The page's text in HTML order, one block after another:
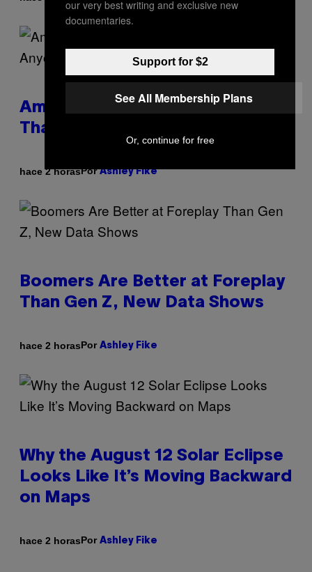
Americans Watch Porn Longer
Than Anyone Else, Survey Finds
hace 2 horasPorAshley Fike
Boomers Are Better at Foreplay
Than Gen Z, New Data Shows
hace 2 horasPor Ashley Fike
Why the August 12 Solar Eclipse
Looks Like It’s Moving Backward
on Maps
hace 2 horasPor Ashley Fike
our very best writing and exclusive new
documentaries.
Support for $2
See All Membership Plans
Or, continue for free